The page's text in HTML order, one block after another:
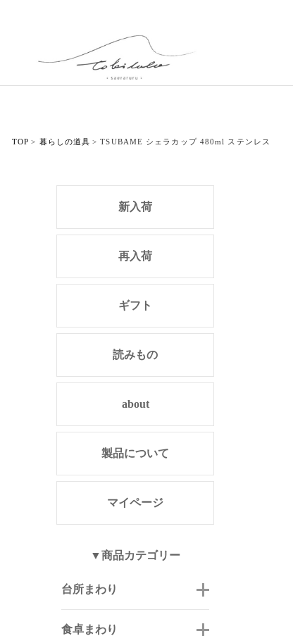
TOP 暮らしの道具 TSUBAME シェラカップ 480ml ステンレス
新入荷
再入荷
ギフト
読みもの
about
製品について
マイページ
▼商品カテゴリー
台所まわり
食卓まわり